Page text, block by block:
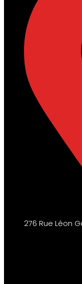
276 Rue Léon